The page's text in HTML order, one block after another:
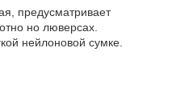
предусматривает
но люверсах.
нейлоновой сумке.